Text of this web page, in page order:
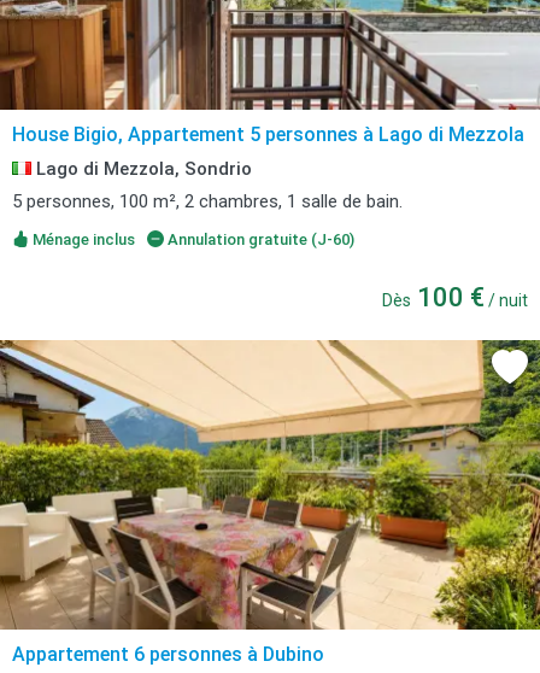
House Bigio, Appartement 5 personnes à Lago di Mezzola
Lago di Mezzola, Sondrio
5 personnes, 100 m², 2 chambres, 1 salle de bain.
Ménage inclus Annulation gratuite (J-60)
Dès 100 € / nuit
Appartement 6 personnes à Dubino